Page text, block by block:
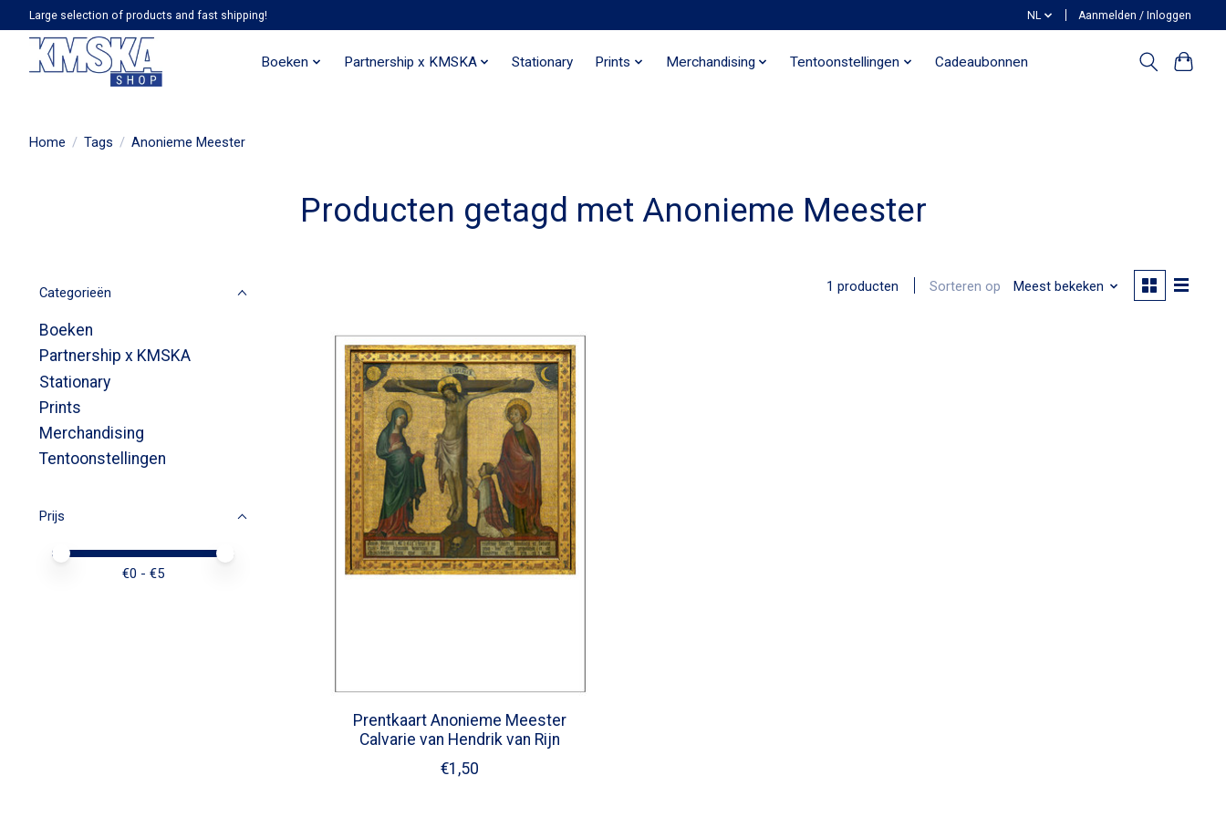
Large selection of products and fast shipping! NL Aanmelden / Inloggen
Boeken Partnership x KMSKA Stationary Prints Merchandising Tentoonstellingen Cadeaubonnen
Home / Tags / Anonieme Meester
Producten getagd met Anonieme Meester
Categorieën
Boeken
Partnership x KMSKA
Stationary
Prints
Merchandising
Tentoonstellingen
Prijs
Minimale prijswaarde
Price maximum value
€0 - €5
1 producten Sorteren op Meest bekeken
Prentkaart Anonieme Meester
Calvarie van Hendrik van Rijn
€1,50